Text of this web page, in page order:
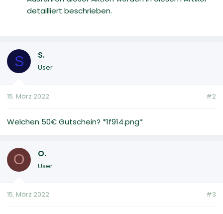
detailliert beschrieben.
S S.
User
15. März 2022 #2
Welchen 50€ Gutschein? *1f914.png*
O O.
User
15. März 2022 #3